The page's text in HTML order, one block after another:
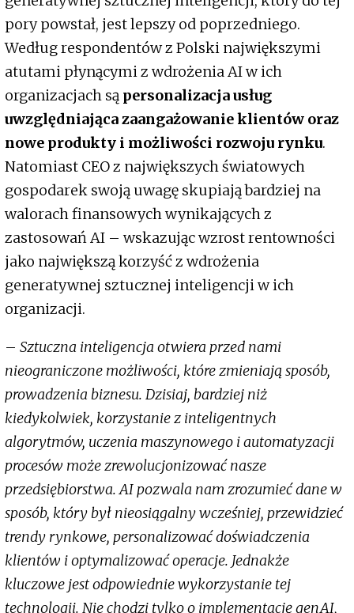
pory powstał, jest lepszy od poprzedniego.
Według respondentów z Polski największymi
atutami płynącymi z wdrożenia AI w ich
organizacjach są personalizacja usług
uwzględniająca zaangażowanie klientów oraz
nowe produkty i możliwości rozwoju rynku.
Natomiast CEO z największych światowych
gospodarek swoją uwagę skupiają bardziej na
walorach finansowych wynikających z
zastosowań AI – wskazując wzrost rentowności
jako największą korzyść z wdrożenia
generatywnej sztucznej inteligencji w ich
organizacji.
– Sztuczna inteligencja otwiera przed nami
nieograniczone możliwości, które zmieniają sposób,
prowadzenia biznesu. Dzisiaj, bardziej niż
kiedykolwiek, korzystanie z inteligentnych
algorytmów, uczenia maszynowego i automatyzacji
procesów może zrewolucjonizować nasze
przedsiębiorstwa. AI pozwala nam zrozumieć dane w
sposób, który był nieosiągalny wcześniej, przewidzieć
trendy rynkowe, personalizować doświadczenia
klientów i optymalizować operacje. Jednakże
kluczowe jest odpowiednie wykorzystanie tej
technologii. Nie chodzi tylko o implementację genAI,